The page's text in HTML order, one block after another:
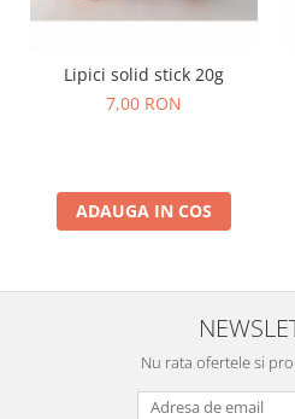
Lipici solid stick 20g
7,00 RON
ADAUGA IN COS
Nu rata ofertele si